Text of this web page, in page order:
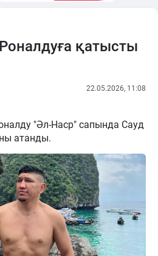
қатысты
22.05.2026, 11:08
"Әл-Наср" сапында Сауд
атанды.